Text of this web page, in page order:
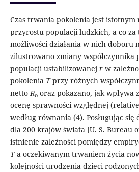
Czas trwania pokolenia jest
przyrostu populacji ludzkich, a co za
możliwości działania w nich doboru
zilustrowano zmiany
populacji ustabilizowanej rw
pokolenia Tprzy różnych
nettoRooraz pokazano, jak wpływa
ocenę sprawności względnej
według równania (4). Posługując się
dla 200 krajów świata [U. S. Bureau
istnienie zależności pomiędzy
Ta oczekiwanym trwaniem życia
kolejności urodzenia dzieci